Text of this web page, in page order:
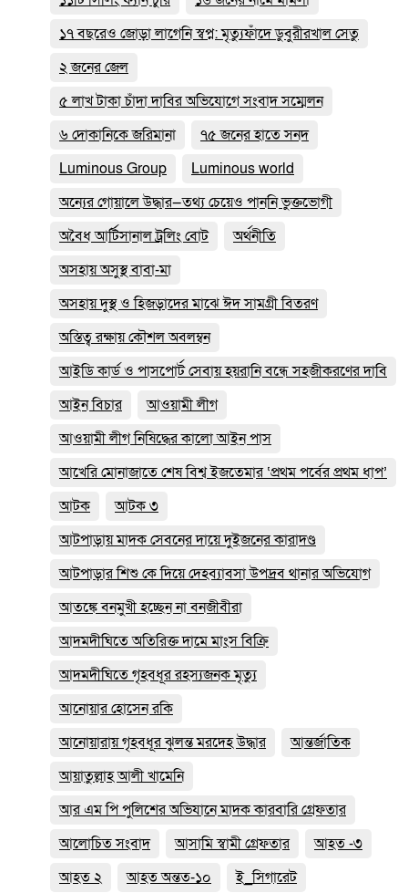
১৭ বছরেও জোড়া লাগেনি স্বপ্ন: মৃত্যুফাঁদে ডুবুরীরখাল সেতু
২ জনের জেল
৫ লাখ টাকা চাঁদা দাবির অভিযোগে সংবাদ সম্মেলন
৬ দোকানিকে জরিমানা
৭৫ জনের হাতে সনদ
Luminous Group
Luminous world
অন্যের গোয়ালে উদ্ধার—তথ্য চেয়েও পাননি ভুক্তভোগী
অবৈধ আর্টিসানাল ট্রলিং বোট
অর্থনীতি
অসহায় অসুস্থ বাবা-মা
অসহায় দুস্থ ও হিজড়াদের মাঝে ঈদ সামগ্রী বিতরণ
অস্তিত্ব রক্ষায় কৌশল অবলম্বন
আইডি কার্ড ও পাসপোর্ট সেবায় হয়রানি বন্ধে সহজীকরণের দাবি
আইন বিচার
আওয়ামী লীগ
আওয়ামী লীগ নিষিদ্ধের কালো আইন পাস
আখেরি মোনাজাতে শেষ বিশ্ব ইজতেমার ‘প্রথম পর্বের প্রথম ধাপ’
আটক
আটক ৩
আটপাড়ায় মাদক সেবনের দায়ে দুইজনের কারাদণ্ড
আটপাড়ার শিশু কে দিয়ে দেহব্যাবসা উপদ্রব থানার অভিযোগ
আতঙ্কে বনমুখী হচ্ছেন না বনজীবীরা
আদমদীঘিতে অতিরিক্ত দামে মাংস বিক্রি
আদমদীঘিতে গৃহবধূর রহস্যজনক মৃত্যু
আনোয়ার হোসেন রকি
আনোয়ারায় গৃহবধূর ঝুলন্ত মরদেহ উদ্ধার
আন্তর্জাতিক
আয়াতুল্লাহ আলী খামেনি
আর এম পি পুলিশের অভিযানে মাদক কারবারি গ্রেফতার
আলোচিত সংবাদ
আসামি স্বামী গ্রেফতার
আহত -৩
আহত ২
আহত অন্তত-১০
ই_সিগারেট